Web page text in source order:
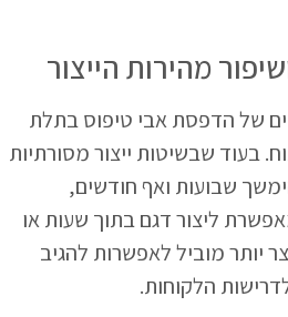
מהירות הייצור
של הדפסת אבי טיפוס בתלת
בעוד שבשיטות ייצור מסורתיות
שבועות ואף חודשים,
ליצור דגם בתוך שעות או
יותר מוביל לאפשרות להגיב
הלקוחות.